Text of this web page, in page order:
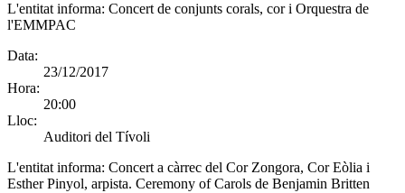
L'entitat informa: Concert de conjunts corals, cor i Orquestra de
l'EMMPAC
Data:
23/12/2017
Hora:
20:00
Lloc:
Auditori del Tívoli
L'entitat informa: Concert a càrrec del Cor Zongora, Cor Eòlia i
Esther Pinyol, arpista. Ceremony of Carols de Benjamin Britten